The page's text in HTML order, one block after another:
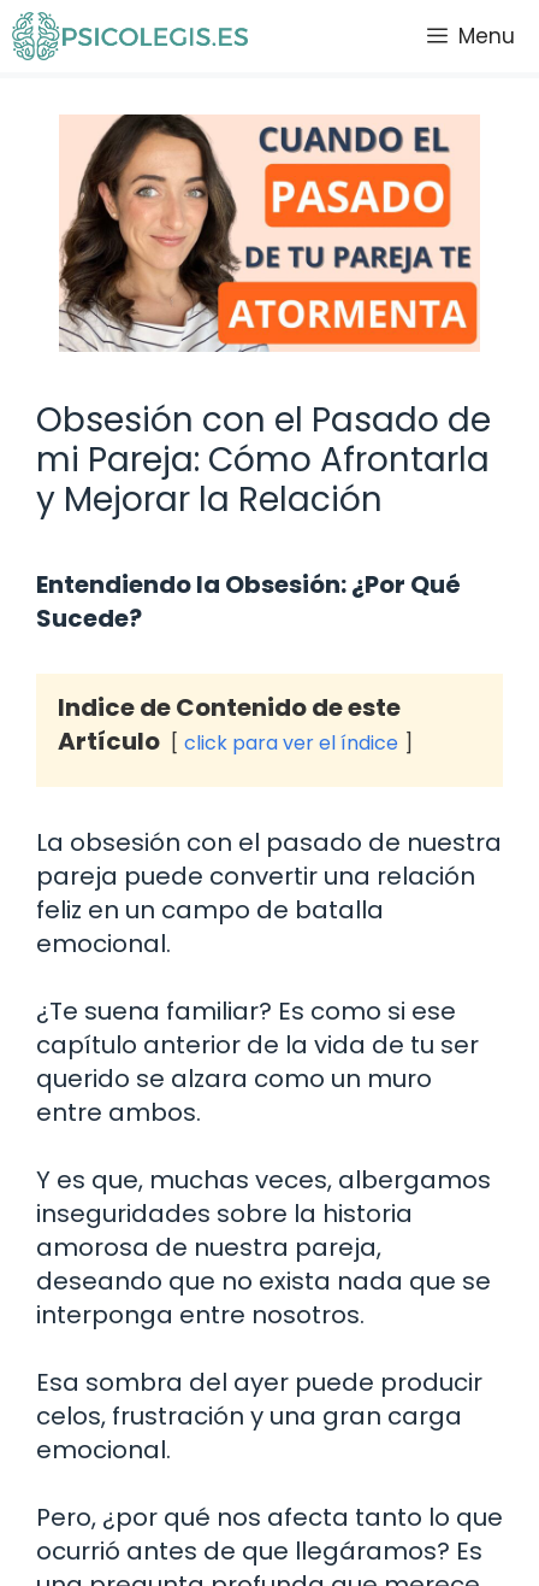
Saltar
al
Menu
Obsesión con el Pasado de
mi Pareja: Cómo Afrontarla
y Mejorar la Relación
Entendiendo la Obsesión: ¿Por Qué
Sucede?
Indice de Contenido de este
Artículo
click para ver el índice
La obsesión con el pasado de nuestra
pareja puede convertir una relación
feliz en un campo de batalla
emocional.
¿Te suena familiar? Es como si ese
capítulo anterior de la vida de tu ser
querido se alzara como un muro
entre ambos.
Y es que, muchas veces, albergamos
inseguridades sobre la historia
amorosa de nuestra pareja,
deseando que no exista nada que se
interponga entre nosotros.
Esa sombra del ayer puede producir
celos, frustración y una gran carga
emocional.
Pero, ¿por qué nos afecta tanto lo que
ocurrió antes de que llegáramos? Es